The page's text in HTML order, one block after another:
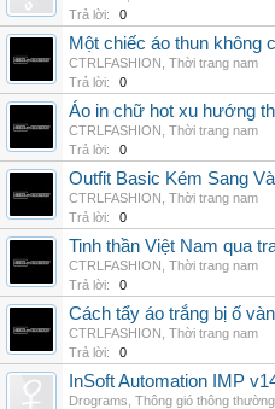
Trả lời:
0
Một chiếc áo thun không
CTRLFASHION Thời trang nam
Trả lời:
0
Áo in chữ hot xu hướng
CTRLFASHION Thời trang nam
Trả lời:
0
Outfit Basic Kém Sang
CTRLFASHION Thời trang nam
Trả lời:
0
Tinh thần Việt Nam qua
CTRLFASHION Thời trang nam
Trả lời:
0
Cách tẩy áo trắng bị ố
CTRLFASHION Thời trang nam
Trả lời:
0
InSoft Automation IMP
Drograms Thông gió thông thường